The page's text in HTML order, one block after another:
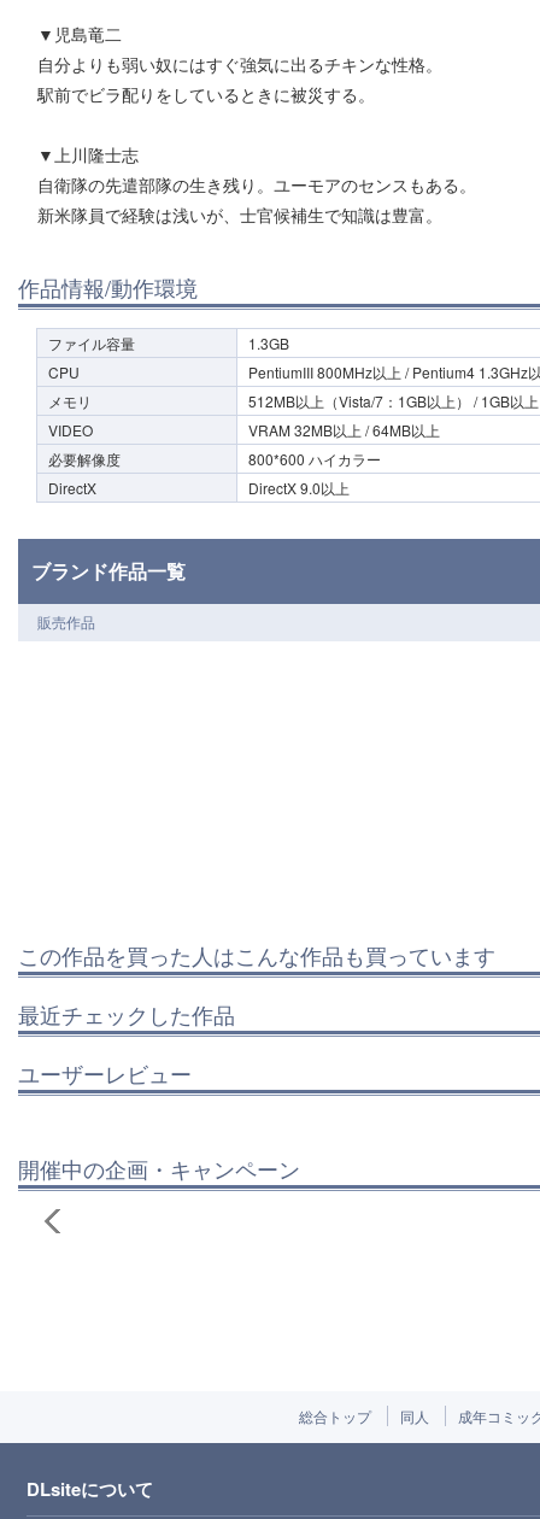
▼児島竜二
自分よりも弱い奴にはすぐ強気に出るチキンな性格。
駅前でビラ配りをしているときに被災する。
▼上川隆士志
自衛隊の先遣部隊の生き残り。ユーモアのセンスもある。
新米隊員で経験は浅いが、士官候補生で知識は豊富。
作品情報/動作環境
ファイル容量
1.3GB
CPU
PentiumIII 800MHz以上 / Pentium4 1.3GHz
メモリ
512MB以上（Vista/7：1GB以上） / 1GB以
VIDEO
VRAM 32MB以上 / 64MB以上
必要解像度
800*600 ハイカラー
DirectX
DirectX 9.0以上
ブランド作品一覧
販売作品
この作品を買った人はこんな作品も買っています
最近チェックした作品
ユーザーレビュー
開催中の企画・キャンペーン
総合トップ 同人 成年コミッ
DLsiteについて